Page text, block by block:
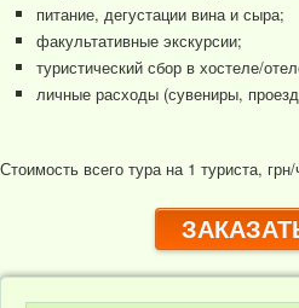
питание, дегустации вина и сыра;
факультативные экскурсии;
туристический сбор в хостеле/
личные расходы (сувениры,
Стоимость всего тура на 1 туриста,